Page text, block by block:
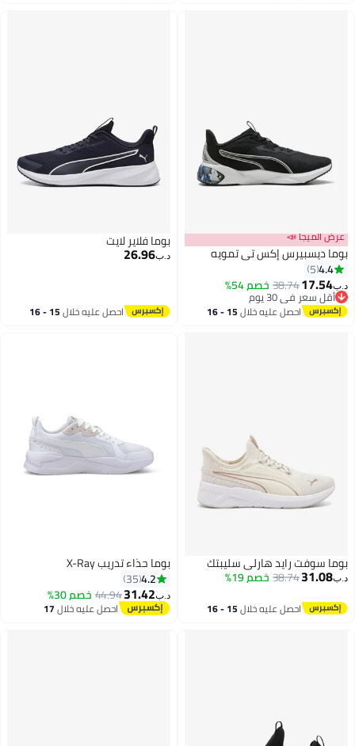
عرض الميجا 📣
بوما ديسبيرس إكس تي تمويه
4.4
5
د.ب‏17.54
38.74 خصم 54%
أقل سعر في 30 يوم
أقل سعر في 30 يوماحصل عليه خلال 15 - 16
بوما فلاير لايت
د.ب‏26.96
احصل عليه خلال 15 - 16
بوما سوفت رايد هارلي سليبتك
د.ب‏31.08
38.74 خصم 19%
احصل عليه خلال 15 - 16
بوما حذاء تدريب X-Ray
4.2
35
د.ب‏31.42
44.94 خصم 30%
احصل عليه خلال17